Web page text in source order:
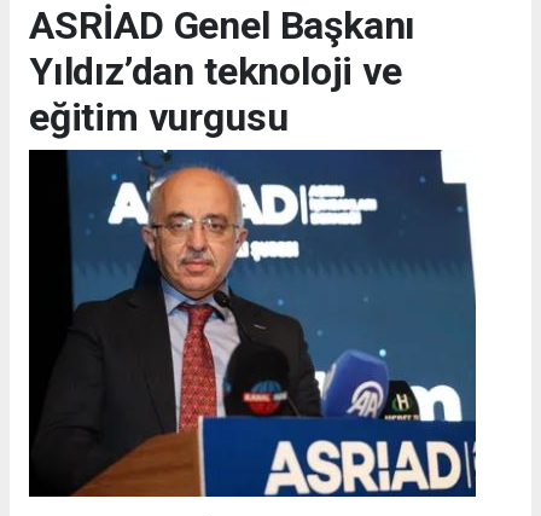
ASRİAD Genel Başkanı
Yıldız’dan teknoloji ve
eğitim vurgusu